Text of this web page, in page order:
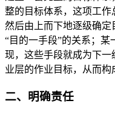
整的目标体系，这项工作
然后由上而下地逐级确
“目的一手段”的关系；
现，这些手段就成为下
业层的作业目标，从而构
二、明确责任